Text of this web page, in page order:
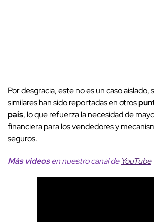
Por desgracia, este no es un caso aislado,
similares han sido reportadas en otros
país, lo que refuerza la necesidad de
financiera para los vendedores y
seguros.
Más videosen nuestro canal de YouTube